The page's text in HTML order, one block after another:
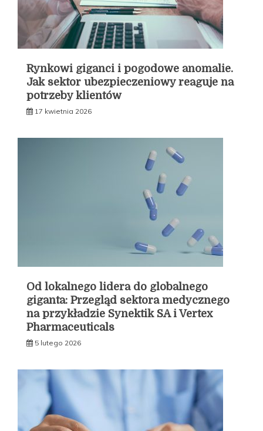
Rynkowi giganci i pogodowe anomalie.
Jak sektor ubezpieczeniowy reaguje na
potrzeby klientów
17 kwietnia 2026
Od lokalnego lidera do globalnego
giganta: Przegląd sektora medycznego
na przykładzie Synektik SA i Vertex
Pharmaceuticals
5 lutego 2026